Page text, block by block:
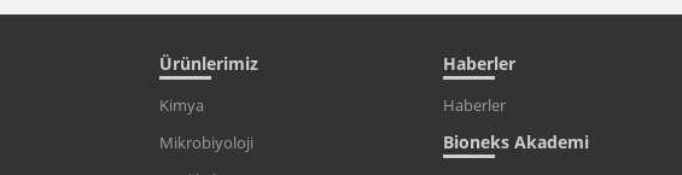
Ürünlerimiz
Kimya
Mikrobiyoloji
Haberler
Haberler
Bioneks Akademi